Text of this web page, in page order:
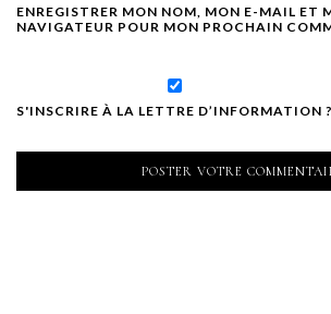
ENREGISTRER MON NOM, MON E-MAIL ET
NAVIGATEUR POUR MON PROCHAIN
S'INSCRIRE À LA LETTRE D’INFORMATION ?